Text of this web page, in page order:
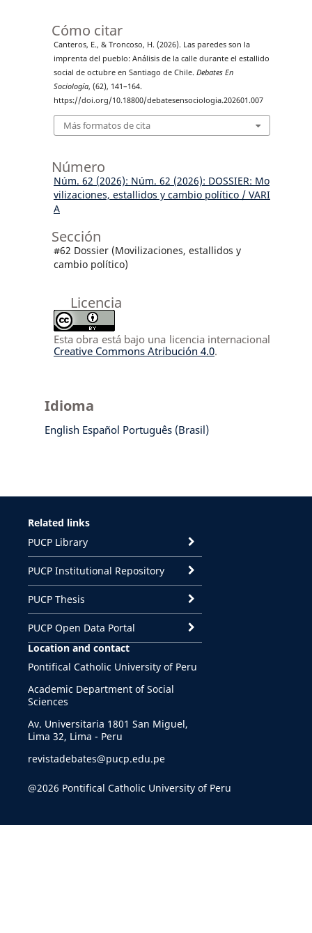
Cómo citar
Canteros, E., & Troncoso, H. (2026). Las paredes son la
imprenta del pueblo: Análisis de la calle durante el estallido
social de octubre en Santiago de Chile. Debates En
Sociología, (62), 141–164.
https://doi.org/10.18800/debatesensociologia.202601.007
Más formatos de cita
Número
Núm. 62 (2026): Núm. 62 (2026): DOSSIER: Mo
vilizaciones, estallidos y cambio político / VARI
A
Sección
#62 Dossier (Movilizaciones, estallidos y
cambio político)
Licencia
Esta obra está bajo una licencia internacional
Creative Commons Atribución 4.0.
Idioma
English Español Português (Brasil)
Related links
PUCP Library
PUCP Institutional Repository
PUCP Thesis
PUCP Open Data Portal
Location and contact
Pontifical Catholic University of Peru
Academic Department of Social
Sciences
Av. Universitaria 1801 San Miguel,
Lima 32, Lima - Peru
revistadebates@pucp.edu.pe
@2026 Pontifical Catholic University of Peru